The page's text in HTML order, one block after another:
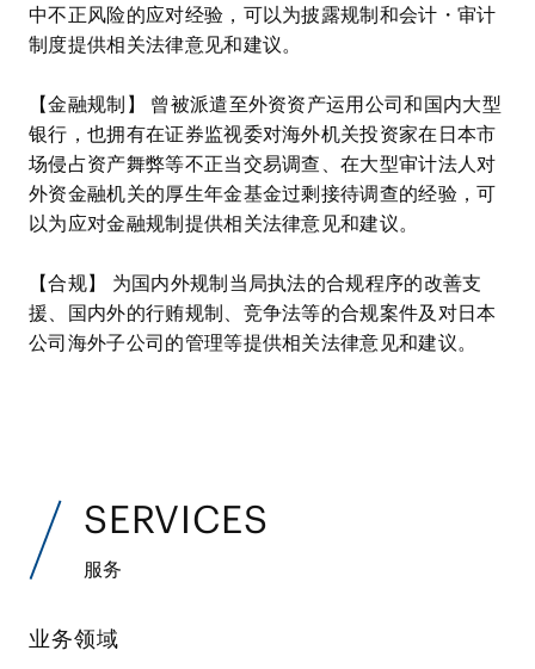
中不正风险的应对经验，可以为披露规制和会计・审计
制度提供相关法律意见和建议。
【金融规制】 曾被派遣至外资资产运用公司和国内大型
银行，也拥有在证券监视委对海外机关投资家在日本市
场侵占资产舞弊等不正当交易调查、在大型审计法人对
外资金融机关的厚生年金基金过剩接待调查的经验，可
以为应对金融规制提供相关法律意见和建议。
【合规】 为国内外规制当局执法的合规程序的改善支
援、国内外的行贿规制、竞争法等的合规案件及对日本
公司海外子公司的管理等提供相关法律意见和建议。
SERVICES
服务
业务领域